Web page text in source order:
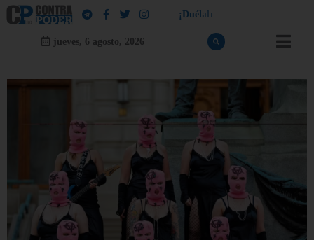
¡ Dué a e
jueves, 6 agosto, 2026